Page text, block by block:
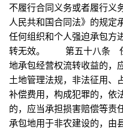
不履行合同义务或者履行义
人民共和国合同法》的规
任何组织和个人强迫承包方
转无效。 第五十八条 任
地承包经营权流转收益
土地管理法规，非法征用、
补偿费用，构成犯罪的，依
的，应当承担损害赔偿
承包地用于非农建设的，由